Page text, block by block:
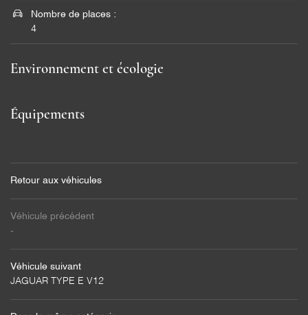
VENTE

Nombre de places :
4
Environnement et écologie
Équipements
Retour aux véhicules
Véhicule précédent
-
Véhicule suivant
JAGUAR TYPE E V12